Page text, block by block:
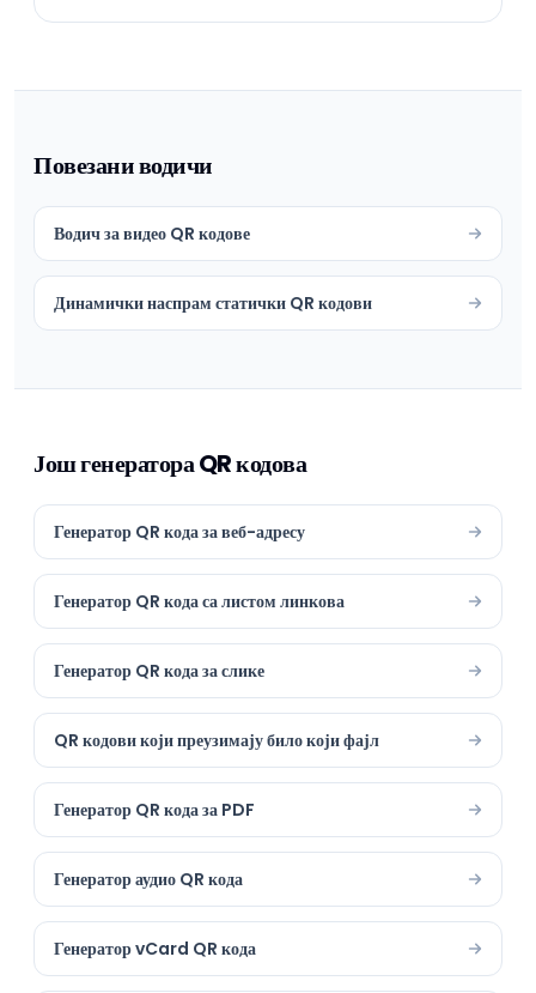
Повезани водичи
Водич за видео QR кодове
Динамички наспрам статички QR кодови
Још генератора QR кодова
Генератор QR кода за веб-адресу
Генератор QR кода са листом линкова
Генератор QR кода за слике
QR кодови који преузимају било који фајл
Генератор QR кода за PDF
Генератор аудио QR кода
Генератор vCard QR кода